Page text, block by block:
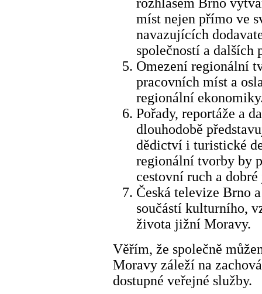
rozhlasem Brno
míst nejen přímo ve
navazujících
společností a dalších
Omezení regionální
pracovních míst a
regionální
Pořady, reportáže a
dlouhodobě
dědictví i turistické
regionální tvorby by
cestovní ruch a
Česká televize Brno
součástí kulturního,
života jižní Moravy.
Věřím, že společně
Moravy záleží na
dostupné veřejné služby.